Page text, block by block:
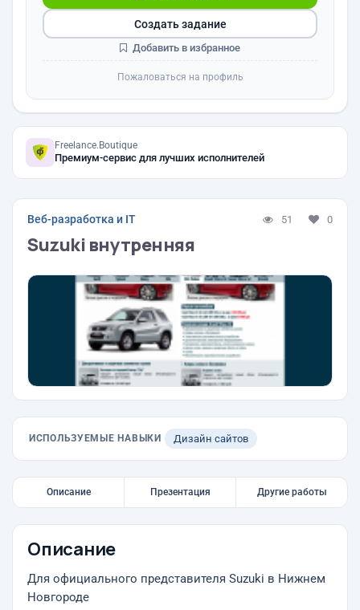
Создать задание
Добавить в избранное
Пожаловаться на профиль
Freelance.Boutique
Премиум-сервис для лучших исполнителей
Веб-разработка и IT 51 0
Suzuki внутренняя
ИСПОЛЬЗУЕМЫЕ НАВЫКИ Дизайн сайтов
Описание Презентация Другие работы
Описание
Для официального представителя Suzuki в Нижнем
Новгороде